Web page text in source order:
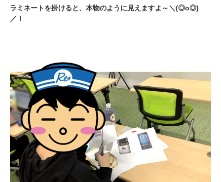
ラミネートを掛けると、本物のように見えますよ～＼(◎o◎)
／！